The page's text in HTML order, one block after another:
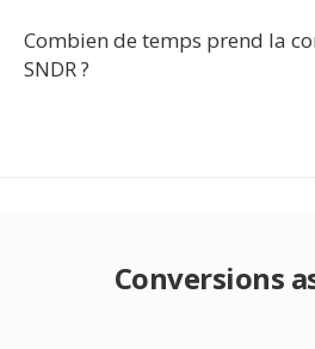
Combien de temps prend la
SNDR ?
Conversions